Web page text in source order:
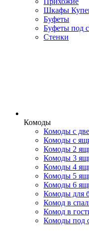
Шкафы
Буфеты
Буфеты под
Стенки
Комоды
Комоды с
Комоды с
Комоды 2
Комоды 3
Комоды 4
Комоды 5
Комоды 6
Комоды для
Комод в
Комод в
Комоды под